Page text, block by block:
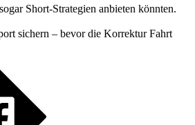
Short-Strategien anbieten könnten.
sichern – bevor die Korrektur Fahrt